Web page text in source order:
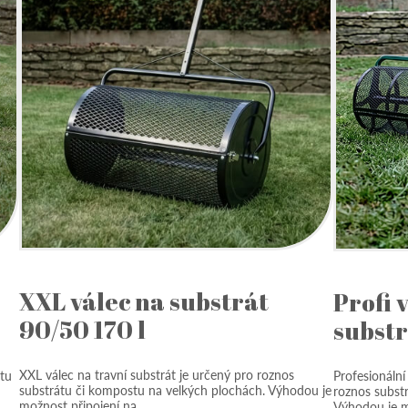
XXL válec na substrát
90/50 170 l
XXL válec na travní substrát je určený pro roznos
substrátu či kompostu na velkých plochách. Výhodou je
Profi
roznos